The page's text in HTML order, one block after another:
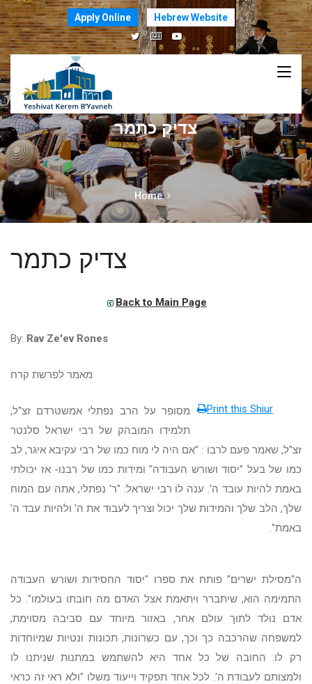
Apply Online Hebrew Website
צדיק כתמר
Home
צדיק כתמר
Back to Main Page
By: Rav Ze'ev Rones
מאמר לפרשת קרח
Print this Shiur
מסופר על הרב נפתלי אמשטרדם זצ"ל,
תלמידו המובהק של רבי ישראל סלנטר
זצ"ל, שאמר פעם לרבו : "אם היה לי מוח כמו של רבי עקיבא איגר, לב
כמו של בעל "יסוד ושורש העבודה" ומידות כמו של רבנו- אז יכולתי
באמת להיות עובד ה'. ענה לו רבי ישראל: "ר' נפתלי, אתה עם המוח
שלך, הלב שלך והמידות שלך יכול וצריך לעבוד את ה' ולהיות עבד ה'
באמת".
ה"מסילת ישרים" פותח את ספרו "יסוד החסידות ושורש העבודה
התמימה הוא, שיתברר ויתאמת אצל האדם מה חובתו בעולמו". כל
אדם נולד לתוך עולם אחר, באזור מיוחד עם סביבה מסוימת,
למשפחה שהרכבה כך וכך, עם כשרונות, תכונות ונטיות שמיוחדות
רק לו. החובה של כל אחד היא להשתמש במתנות שניתנו לו
ולמצותם לעבודת ה'. לכל אחד תפקיד וייעוד משלו "ולא ראי זה כראי